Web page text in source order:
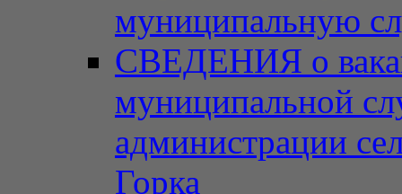
муниципальную
СВЕДЕНИЯ о
муниципальной
администрации
Горка